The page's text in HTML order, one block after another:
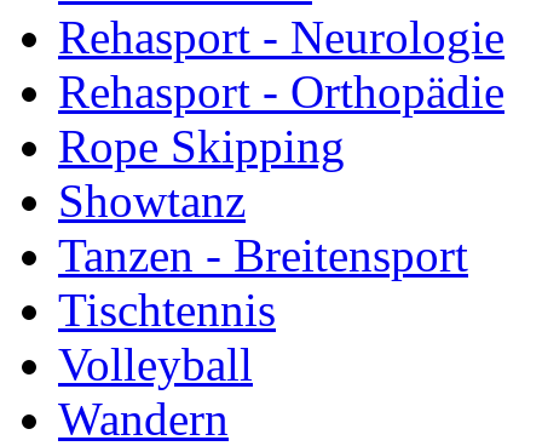
Rehasport - Neurologie
Rehasport - Orthopädie
Rope Skipping
Showtanz
Tanzen - Breitensport
Tischtennis
Volleyball
Wandern